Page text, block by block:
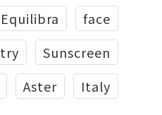
Equilibra
face
try
Sunscreen
Aster Italy